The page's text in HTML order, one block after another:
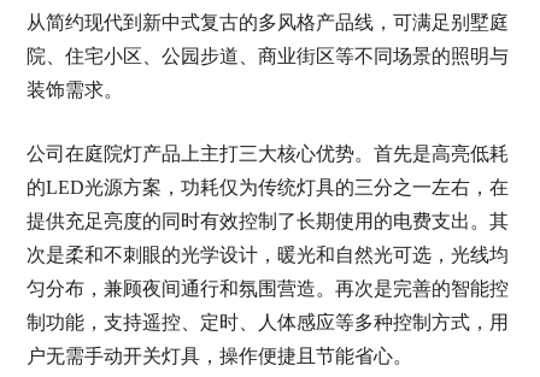
从简约现代到新中式复古的多风格产品线，可满足别墅庭
院、住宅小区、公园步道、商业街区等不同场景的照明与
装饰需求。
公司在庭院灯产品上主打三大核心优势。首先是高亮低耗
的LED光源方案，功耗仅为传统灯具的三分之一左右，在
提供充足亮度的同时有效控制了长期使用的电费支出。其
次是柔和不刺眼的光学设计，暖光和自然光可选，光线均
匀分布，兼顾夜间通行和氛围营造。再次是完善的智能控
制功能，支持遥控、定时、人体感应等多种控制方式，用
户无需手动开关灯具，操作便捷且节能省心。